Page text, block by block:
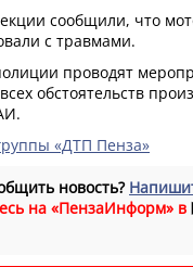
сообщили, что
с травмами.
проводят
обстоятельств
«ДТП Пенза»
новость?
на «ПензаИнформ» в